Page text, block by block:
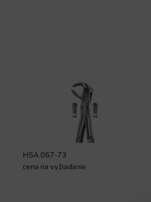
HSA 067-73
cena na vyžiadanie